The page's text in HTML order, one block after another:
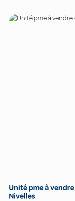
Unité pme à vendre
Nivelles